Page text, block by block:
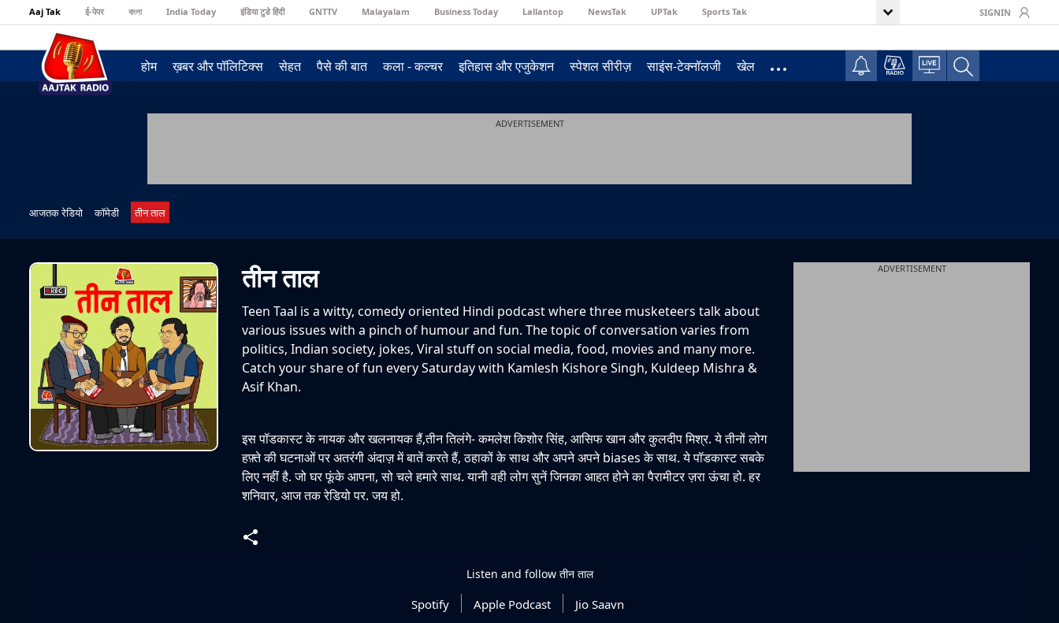
Aaj Tak ई-पेपर বাংলা India Today इंडिया टुडे हिंदी GNTTV Malayalam Business Today Lallantop NewsTak UPTak Sports Tak SIGNIN
होम ख़बर और पॉलिटिक्स सेहत पैसे की बात कला - कल्चर इतिहास और एजुकेशन स्पेशल सीरीज़ साइंस-टेक्नॉलजी खेल
ADVERTISEMENT
आजतक रेडियो कॉमेडी तीन ताल
तीन ताल
Teen Taal is a witty, comedy oriented Hindi podcast where three musketeers talk about
various issues with a pinch of humour and fun. The topic of conversation varies from
politics, Indian society, jokes, Viral stuff on social media, food, movies and many more.
Catch your share of fun every Saturday with Kamlesh Kishore Singh, Kuldeep Mishra &
Asif Khan.
इस पॉडकास्ट के नायक और खलनायक हैं,तीन तिलंगे- कमलेश किशोर सिंह, आसिफ खान और कुलदीप मिश्र. ये तीनों लोग
हफ़्ते की घटनाओं पर अतरंगी अंदाज़ में बातें करते हैं, ठहाकों के साथ और अपने अपने biases के साथ. ये पॉडकास्ट सबके
लिए नहीं है. जो घर फूंके आपना, सो चले हमारे साथ. यानी वही लोग सुनें जिनका आहत होने का पैरामीटर ज़रा ऊंचा हो. हर
शनिवार, आज तक रेडियो पर. जय हो.
ADVERTISEMENT
Listen and follow तीन ताल
Spotify Apple Podcast Jio Saavn